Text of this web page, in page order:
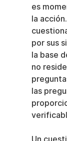
es
la
por sus
la base
no
las
Un